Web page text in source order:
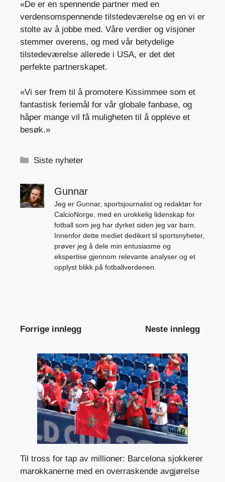
«De er en spennende partner med en
verdensomspennende tilstedeværelse og en vi er
stolte av å jobbe med. Våre verdier og visjoner
stemmer overens, og med vår betydelige
tilstedeværelse allerede i USA, er det det
perfekte partnerskapet.
«Vi ser frem til å promotere Kissimmee som et
fantastisk feriemål for vår globale fanbase, og
håper mange vil få muligheten til å oppleve et
besøk.»
Kategorier
Siste nyheter
Gunnar
Jeg er Gunnar, sportsjournalist og redaktør for
CalcioNorge, med en urokkelig lidenskap for
fotball som jeg har dyrket siden jeg var barn.
Innenfor dette mediet dedikert til sportsnyheter,
prøver jeg å dele min entusiasme og
ekspertise gjennom relevante analyser og et
opplyst blikk på fotballverdenen.
Forrige innlegg Neste innlegg
Til tross for tap av millioner: Barcelona sjokkerer
marokkanerne med en overraskende avgjørelse